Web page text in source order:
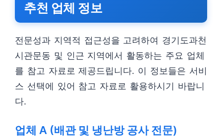
추천 업체 정보
전문성과 지역적 접근성을 고려하여 경기도과천
시관문동 및 인근 지역에서 활동하는 주요 업체
를 참고 자료로 제공드립니다. 이 정보들은 서비
스 선택에 있어 참고 자료로 활용하시기 바랍니
다.
업체 A (배관 및 냉난방 공사 전문)